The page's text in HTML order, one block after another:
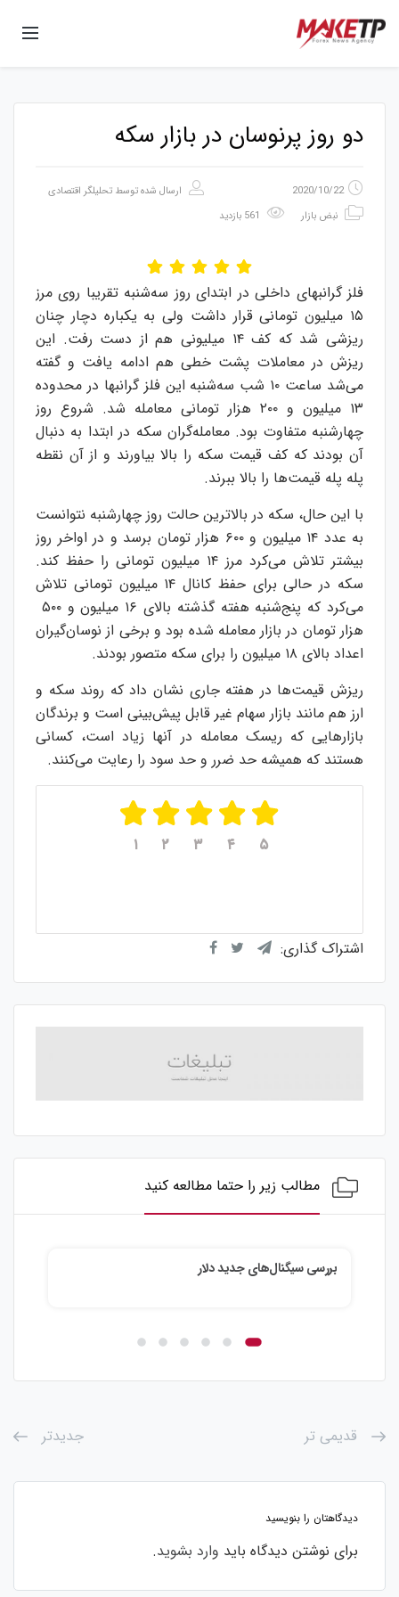
دو روز پرنوسان در بازار سکه
2020/10/22 ارسال شده توسط تحلیلگر اقتصادی
نبض بازار
فلز گرانبهای داخلی در ابتدای روز سه‌شنبه تقریبا روی مرز
۱۵ میلیون تومانی قرار داشت ولی به یکباره دچار چنان
ریزشی شد که کف ۱۴ میلیونی هم از دست رفت. این
ریزش در معاملات پشت خطی هم ادامه یافت و گفته
می‌شد ساعت ۱۰ شب سه‌شنبه این فلز گرانبها در محدوده
۱۳ میلیون و ۲۰۰ هزار تومانی معامله شد. شروع روز
چهارشنبه متفاوت بود. معامله‌گران سکه در ابتدا به دنبال
آن بودند که کف قیمت سکه را بالا بیاورند و از آن نقطه
پله پله قیمت‌ها را بالا ببرند.
با این حال، سکه در بالاترین حالت روز چهارشنبه نتوانست
به عدد ۱۴ میلیون و ۶۰۰ هزار تومان برسد و در اواخر روز
بیشتر تلاش می‌کرد مرز ۱۴ میلیون تومانی را حفظ کند.
سکه در حالی برای حفظ کانال ۱۴ میلیون تومانی تلاش
هزار تومان در بازار معامله شده بود و برخی از نوسان‌گیران
اعداد بالای ۱۸ میلیون را برای سکه متصور بودند.
ریزش قیمت‌ها در هفته جاری نشان داد که روند سکه و
ارز هم مانند بازار سهام غیر قابل پیش‌بینی است و برندگان
بازارهایی که ریسک معامله در آنها زیاد است، کسانی
هستند که همیشه حد ضرر و حد سود را رعایت می‌کنند.
۱ ۲ ۳ ۴ ۵
اشتراک گذاری:
مطالب زیر را حتما مطالعه کنید
بررسی سیگنال‌های جدید دلار
قدیمی تر جدیدتر
دیدگاهتان را بنویسید
برای نوشتن دیدگاه باید وارد بشوید.